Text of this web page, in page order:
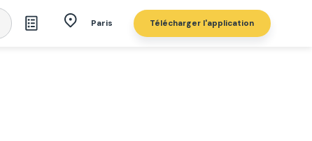
Paris Télécharger l'application